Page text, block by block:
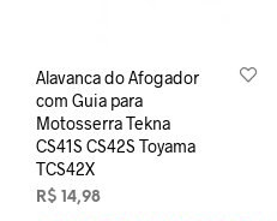
Alavanca do Afogador
com Guia para
Motosserra Tekna
CS41S CS42S Toyama
TCS42X
R$ 14,98